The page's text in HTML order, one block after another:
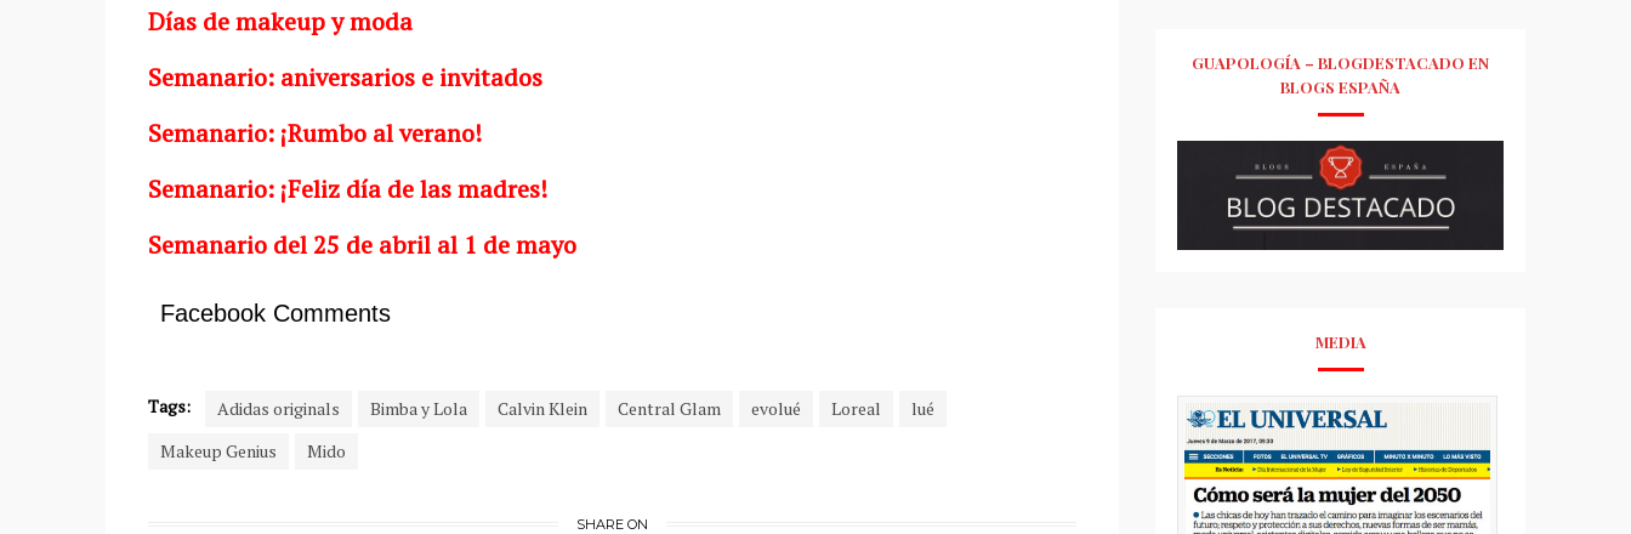
Días de makeup y moda
Semanario: aniversarios e invitados
Semanario: ¡Rumbo al verano!
Semanario: ¡Feliz día de las madres!
Semanario del 25 de abril al 1 de mayo
Facebook Comments
Tags: Adidas originals Bimba y Lola Calvin Klein Central Glam evolué Loreal
lué
Makeup Genius
Mido
SHARE ON
GUAPOLOGÍA – BLOGDESTACADO EN
BLOGS ESPAÑA
MEDIA